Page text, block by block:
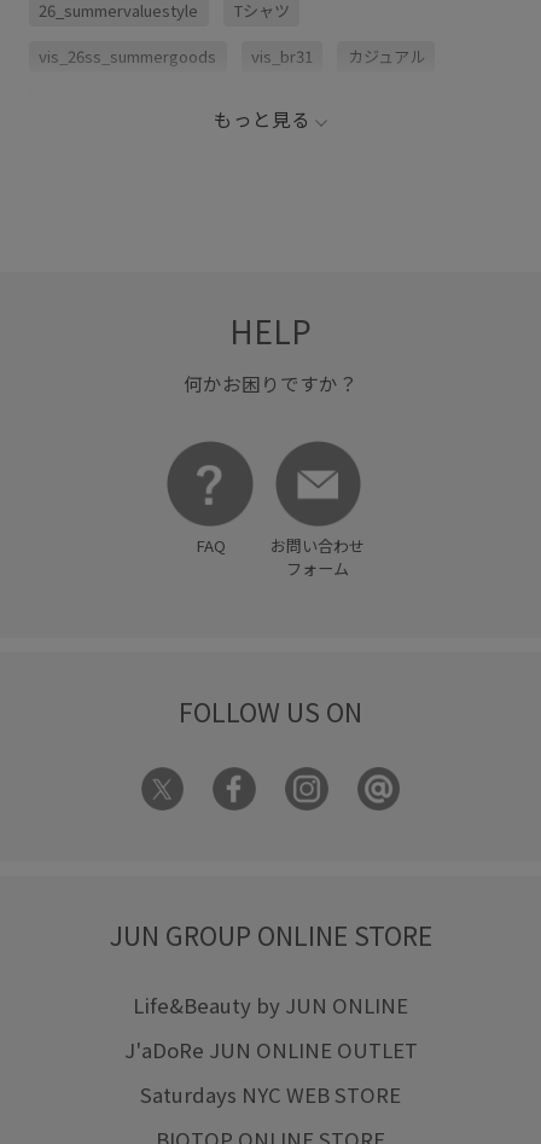
26_summervaluestyle Tシャツ
vis_26ss_summergoods vis_br31 カジュアル
もっと見る
HELP
何かお困りですか？
FAQ
お問い合わせ
フォーム
FOLLOW US ON
JUN GROUP ONLINE STORE
Life&Beauty by JUN ONLINE
J'aDoRe JUN ONLINE OUTLET
Saturdays NYC WEB STORE